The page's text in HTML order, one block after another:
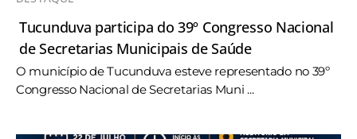
Tucunduva participa do 39º Congresso Nacional
de Secretarias Municipais de Saúde
O município de Tucunduva esteve representado no 39º
Congresso Nacional de Secretarias Muni ...